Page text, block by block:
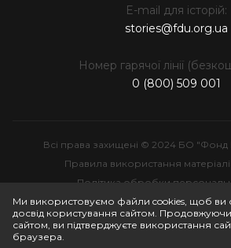
E-mail для історій:
stories@fdu.org.ua
Номер гарячої лінії
0 (800) 509 001
Всі права захищені © 2024 БО "Фонд
Правила використання
Політика обробки
Інтелектуальна
Ми використовуємо файли cookies, щоб
досвід користування сайтом.
сайтом, ви підтверджуєте використання
браузера.